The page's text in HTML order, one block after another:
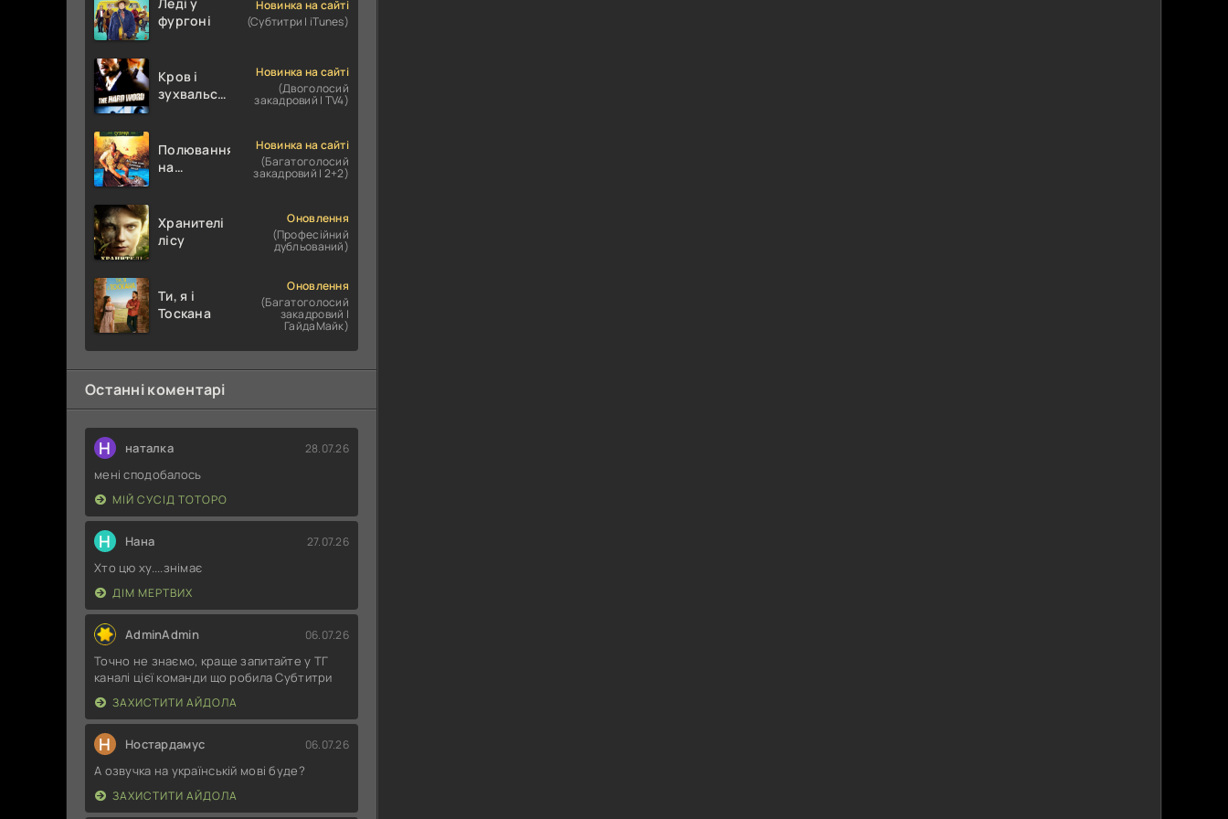
фургоні
Новинка на сайті
(Субтитри | iTunes)
Кров і
зухвальство
Новинка на сайті
(Двоголосий
закадровий | TV4)
Полювання
на
Новинка на сайті
(Багатоголосий
закадровий | 2+2)
Хранителі
лісу
Оновлення
(Професійний
дубльований)
Ти, я і
Тоскана
Оновлення
(Багатоголосий
закадровий |
ГайдаМайк)
Останні коментарі
Н наталка 28.07.26
мені сподобалось
МІЙ СУСІД ТОТОРО
Н Нана 27.07.26
Хто цю ху....знімає
ДІМ МЕРТВИХ
AdminAdmin 06.07.26
Точно не знаємо, краще запитайте у ТГ
каналі цієї команди що робила Субтитри
ЗАХИСТИТИ АЙДОЛА
Н Ностардамус 06.07.26
А озвучка на українській мові буде?
ЗАХИСТИТИ АЙДОЛА